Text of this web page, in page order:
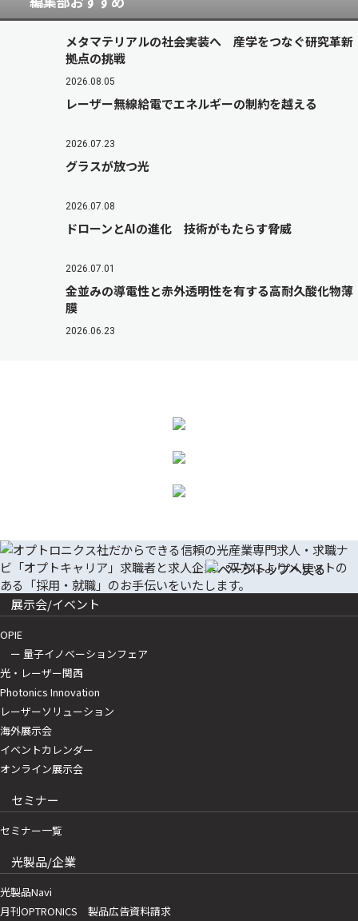
メタマテリアルの社会実装へ 産学をつなぐ研究革新
拠点の挑戦
2026.08.05
レーザー無線給電でエネルギーの制約を越える
2026.07.23
グラスが放つ光
2026.07.08
ドローンとAIの進化 技術がもたらす脅威
2026.07.01
金並みの導電性と赤外透明性を有する高耐久酸化物薄
膜
2026.06.23
展示会/イベント
OPIE
ー 量子イノベーションフェア
光・レーザー関西
Photonics Innovation
レーザーソリューション
海外展示会
イベントカレンダー
オンライン展示会
セミナー
セミナー一覧
光製品/企業
光製品Navi
月刊OPTRONICS 製品広告資料請求